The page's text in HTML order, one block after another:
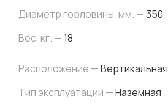
Диаметр горловины, мм. —350
Вес, кг. —18
Расположение —Вертикальная
Тип эксплуатации —Наземная